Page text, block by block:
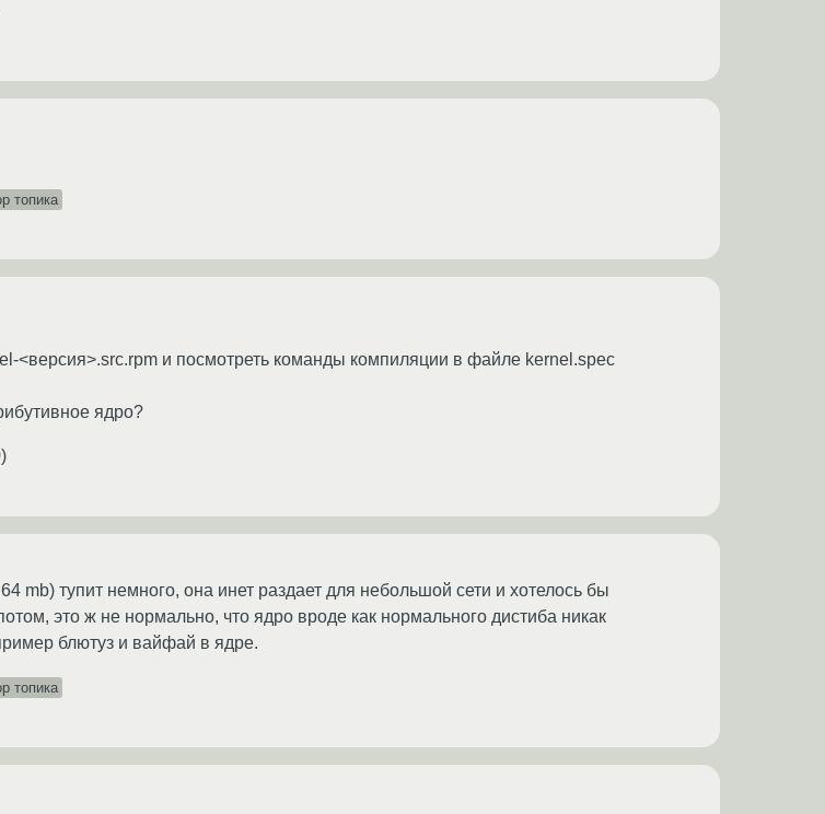
топика
<версия>.src.rpm и посмотреть команды компиляции в файле kernel.spec
ядро?
)
mb) тупит немного, она инет раздает для небольшой сети и хотелось бы
это ж не нормально, что ядро вроде как нормального дистиба никак
блютуз и вайфай в ядре.
топика